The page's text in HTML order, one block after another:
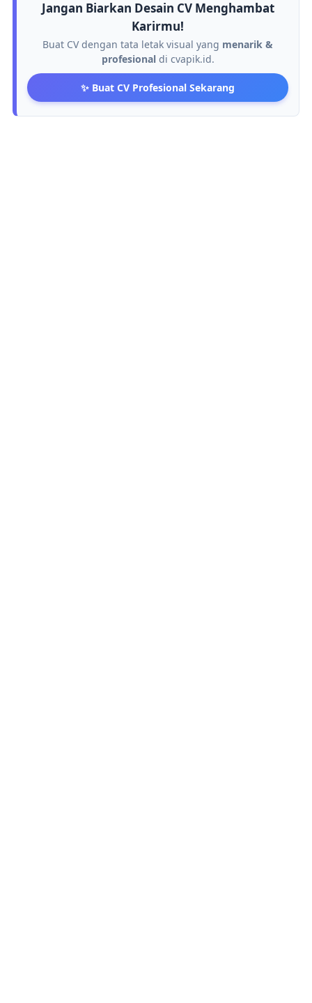
Jangan Biarkan Desain CV Menghambat
Karirmu!
Buat CV dengan tata letak visual yang menarik &
profesionaldi cvapik.id.
✨ Buat CV Profesional Sekarang